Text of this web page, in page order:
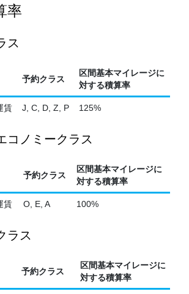
率
ス
予約クラス
区間基本マイレージに
対する積算率
賃 J, C, D, Z, P 125%
コノミークラス
予約クラス
区間基本マイレージに
対する積算率
賃 O, E, A 100%
ラス
予約クラス
区間基本マイレージに
対する積算率